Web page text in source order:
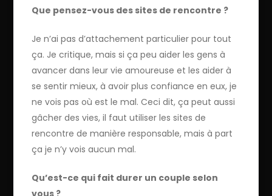
Que pensez-vous des sites de rencontre ?
Je n’ai pas d’attachement particulier pour tout
ça. Je critique, mais si ça peu aider les gens à
avancer dans leur vie amoureuse et les aider à
se sentir mieux, à avoir plus confiance en eux, je
ne vois pas où est le mal. Ceci dit, ça peut aussi
gâcher des vies, il faut utiliser les sites de
rencontre de manière responsable, mais à part
ça je n’y vois aucun mal.
Qu’est-ce qui fait durer un couple selon